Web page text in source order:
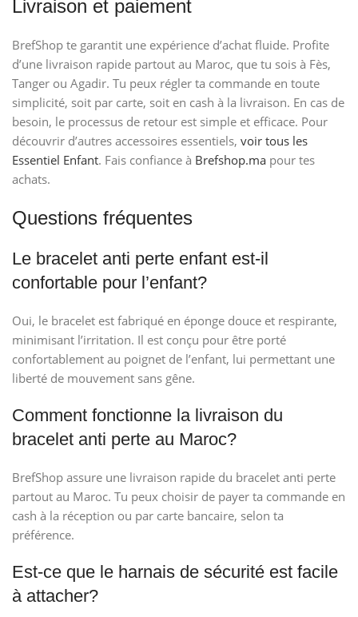
Livraison et paiement
BrefShop te garantit une expérience d’achat fluide. Profite
d’une livraison rapide partout au Maroc, que tu sois à Fès,
Tanger ou Agadir. Tu peux régler ta commande en toute
simplicité, soit par carte, soit en cash à la livraison. En cas de
besoin, le processus de retour est simple et efficace. Pour
découvrir d’autres accessoires essentiels, voir tous les
Essentiel Enfant. Fais confiance à Brefshop.ma pour tes
achats.
Questions fréquentes
Le bracelet anti perte enfant est-il
confortable pour l’enfant?
Oui, le bracelet est fabriqué en éponge douce et respirante,
minimisant l’irritation. Il est conçu pour être porté
confortablement au poignet de l’enfant, lui permettant une
liberté de mouvement sans gêne.
Comment fonctionne la livraison du
bracelet anti perte au Maroc?
BrefShop assure une livraison rapide du bracelet anti perte
partout au Maroc. Tu peux choisir de payer ta commande en
cash à la réception ou par carte bancaire, selon ta
préférence.
Est-ce que le harnais de sécurité est facile
à attacher?